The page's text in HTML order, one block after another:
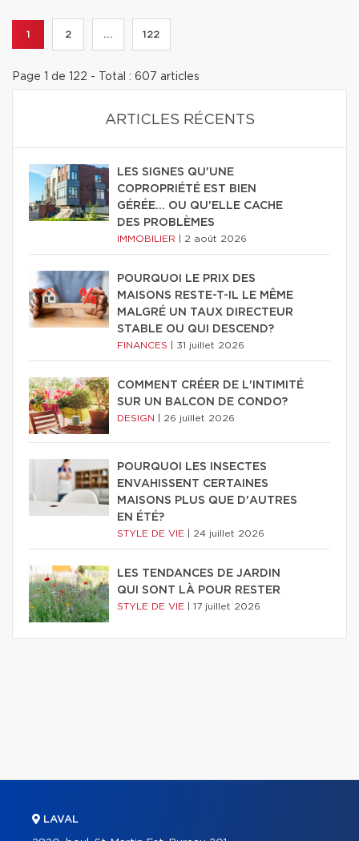
1 2 ... 122
Page 1 de 122 - Total : 607 articles
ARTICLES RÉCENTS
LES SIGNES QU'UNE
COPROPRIÉTÉ EST BIEN
GÉRÉE… OU QU'ELLE CACHE
DES PROBLÈMES
IMMOBILIER 2 août 2026
POURQUOI LE PRIX DES
MAISONS RESTE-T-IL LE MÊME
MALGRÉ UN TAUX DIRECTEUR
STABLE OU QUI DESCEND?
FINANCES 31 juillet 2026
COMMENT CRÉER DE L'INTIMITÉ
SUR UN BALCON DE CONDO?
DESIGN 26 juillet 2026
POURQUOI LES INSECTES
ENVAHISSENT CERTAINES
MAISONS PLUS QUE D'AUTRES
EN ÉTÉ?
STYLE DE VIE 24 juillet 2026
LES TENDANCES DE JARDIN
QUI SONT LÀ POUR RESTER
STYLE DE VIE 17 juillet 2026
LAVAL